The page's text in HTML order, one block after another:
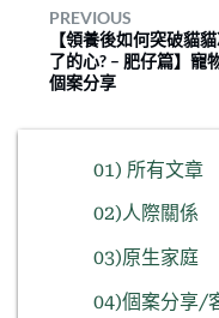
PREVIOUS
【領養後如何突破貓
了的心? – 肥仔篇】寵
個案分享
01) 所有文章
02)人際關係
03)原生家庭
04)個案分享/